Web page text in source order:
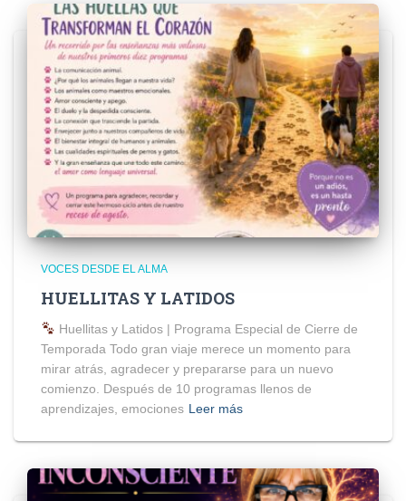
VOCES DESDE EL ALMA
HUELLITAS Y LATIDOS
Huellitas y Latidos | Programa Especial de Cierre de
Temporada Todo gran viaje merece un momento para
mirar atrás, agradecer y prepararse para un nuevo
comienzo. Después de 10 programas llenos de
aprendizajes, emociones Leer más